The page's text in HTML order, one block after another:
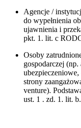
Agencje /
do wypełnienia
ujawnienia i
pkt. 1. lit. c
Osoby
gospodarczej
strony
venture).
ust. 1 . zd. 1. lit.